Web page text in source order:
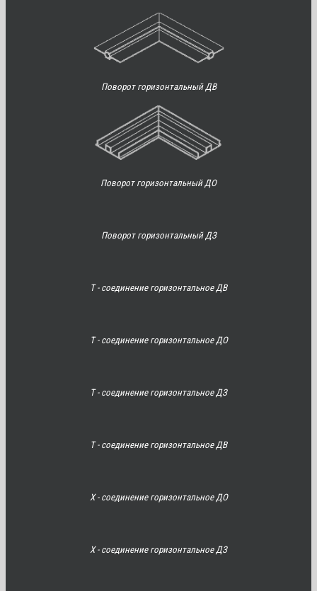
Поворот горизонтальный ДВ
Поворот горизонтальный ДО
Поворот горизонтальный ДЗ
Т - соединение горизонтальное ДВ
Т - соединение горизонтальное ДО
Т - соединение горизонтальное ДЗ
Т - соединение горизонтальное ДВ
Х - соединение горизонтальное ДО
Х - соединение горизонтальное ДЗ